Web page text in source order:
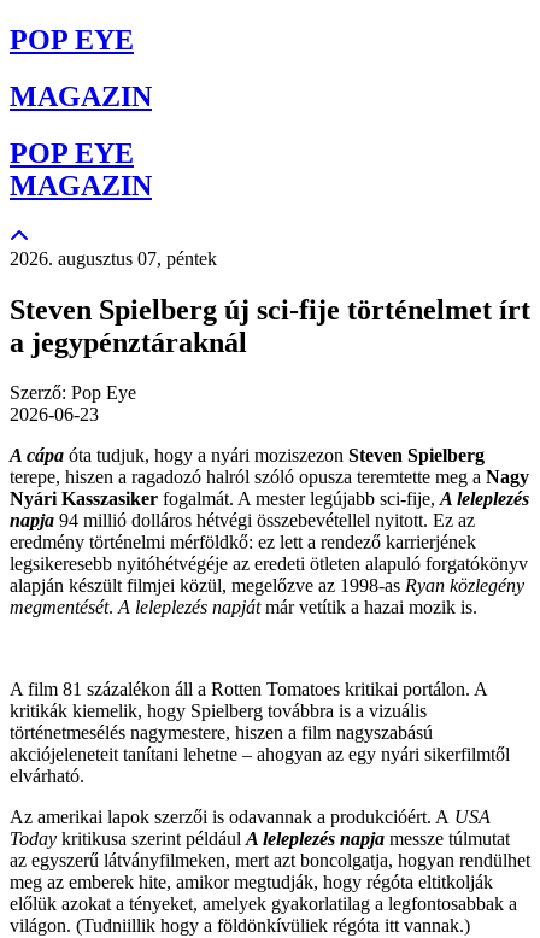
POP EYE
MAGAZIN
POP EYE
MAGAZIN
2026. augusztus 07, péntek
Steven Spielberg új sci-fije történelmet írt
a jegypénztáraknál
Szerző: Pop Eye
2026-06-23
A cápa óta tudjuk, hogy a nyári moziszezon Steven Spielberg
terepe, hiszen a ragadozó halról szóló opusza teremtette meg a Nagy
Nyári Kasszasiker fogalmát. A mester legújabb sci-fije,A leleplezés
napja 94 millió dolláros hétvégi összebevétellel nyitott. Ez az
eredmény történelmi mérföldkő: ez lett a rendező karrierjének
legsikeresebb nyitóhétvégéje az eredeti ötleten alapuló forgatókönyv
alapján készült filmjei közül, megelőzve az 1998-as Ryan közlegény
megmentését.A leleplezés napjátmár vetítik a hazai mozik is.
A film 81 százalékon áll a Rotten Tomatoes kritikai portálon. A
kritikák kiemelik, hogy Spielberg továbbra is a vizuális
történetmesélés nagymestere, hiszen a film nagyszabású
akciójeleneteit tanítani lehetne ‒ ahogyan az egy nyári sikerfilmtől
elvárható.
Az amerikai lapok szerzői is odavannak a produkcióért. A USA
Today kritikusa szerint példáulA leleplezés napja messze túlmutat
az egyszerű látványfilmeken, mert azt boncolgatja, hogyan rendülhet
meg az emberek hite, amikor megtudják, hogy régóta eltitkolják
előlük azokat a tényeket, amelyek gyakorlatilag a legfontosabbak a
világon. (Tudniillik hogy a földönkívüliek régóta itt vannak.)